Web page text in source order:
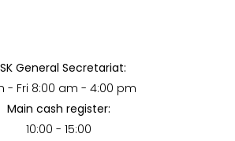
General Secretariat:
- Fri 8:00 am - 4:00 pm
Main cash register:
10:00 - 15:00